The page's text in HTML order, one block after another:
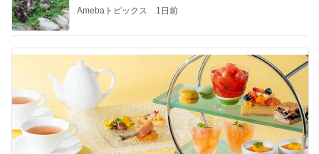
Amebaトピックス 1日前